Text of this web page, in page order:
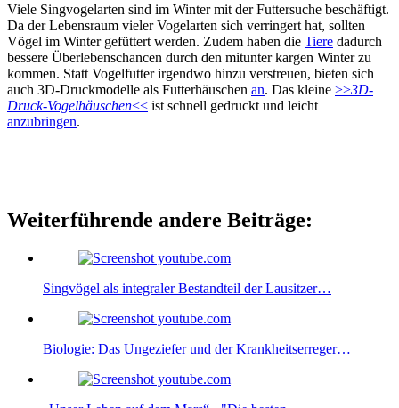
Viele Singvogelarten sind im Winter mit der Futtersuche beschäftigt.
Da der Lebensraum vieler Vogelarten sich verringert hat, sollten
Vögel im Winter gefüttert werden. Zudem haben die Tiere dadurch
bessere Überlebenschancen durch den mitunter kargen Winter zu
kommen. Statt Vogelfutter irgendwo hinzu verstreuen, bieten sich
auch 3D-Druckmodelle als Futterhäuschen an. Das kleine >>3D-
Druck-Vogelhäuschen<< ist schnell gedruckt und leicht
anzubringen.
Weiterführende andere Beiträge:
Singvögel als integraler Bestandteil der Lausitzer…
Biologie: Das Ungeziefer und der Krankheitserreger…